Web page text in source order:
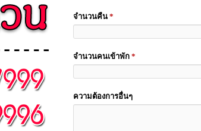
จำนวนคืน *
จำนวนคนเข้าพัก *
ความต้องการอื่นๆ